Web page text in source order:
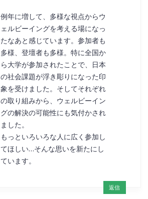
例年に増して、多様な視点からウ
ェルビーイングを考える場になっ
たなあと感じています。参加者も
多様、登壇者も多様。特に全国か
ら大学が参加されたことで、日本
の社会課題が浮き彫りになった印
象を受けました。そしてそれぞれ
の取り組みから、ウェルビーイン
グの解決の可能性にも気付かされ
ました。
もっといろいろな人に広く参加し
てほしい…そんな思いを新たにし
ています。
返信